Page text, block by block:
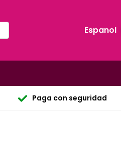
Espanol
Paga con seguridad